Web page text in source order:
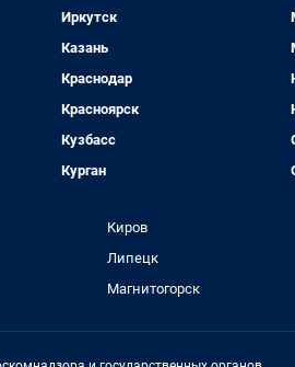
Иркутск
Казань
Краснодар
Красноярск
Кузбасс
Курган
Киров
Липецк
Магнитогорск